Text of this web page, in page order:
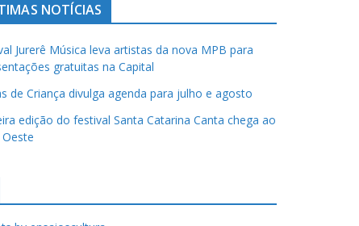
NOTÍCIAS
Jurerê Música leva artistas da nova MPB para
gratuitas na Capital
de Criança divulga agenda para julho e agosto
edição do festival Santa Catarina Canta chega ao